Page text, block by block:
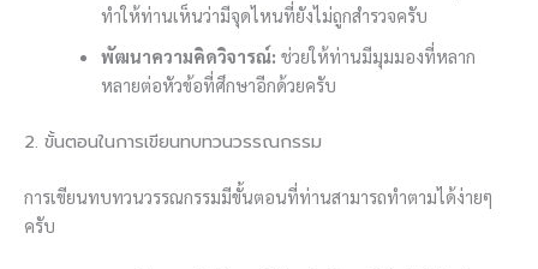
ทำให้ท่านเห็นว่ามีจุดไหนที่ยังไม่ถูกสำรวจครับ
พัฒนาความคิดวิจารณ์: ช่วยให้ท่านมีมุมมองที่หลาก
หลายต่อหัวข้อที่ศึกษาอีกด้วยครับ
2. ขั้นตอนในการเขียนทบทวนวรรณกรรม
การเขียนทบทวนวรรณกรรมมีขั้นตอนที่ท่านสามารถทำตามได้ง่ายๆ
ครับ